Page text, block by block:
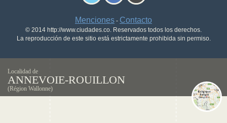
Menciones - Contacto
© 2014 http://www.ciudades.co. Reservados todos los derechos.
La reproducción de este sitio está estrictamente prohibida sin permiso.
Localidad de
ANNEVOIE-ROUILLON
(Région Wallonne)